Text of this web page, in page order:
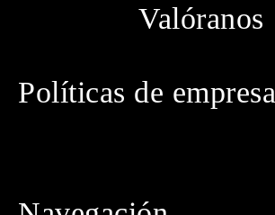
Valóranos
Políticas de empresa